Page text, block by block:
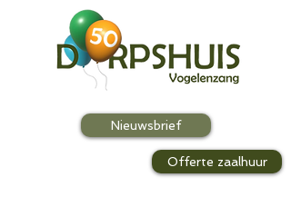
Offerte zaalhuur
Nieuwsbrief